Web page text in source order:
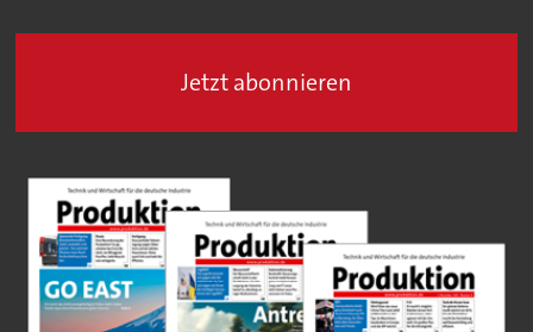
Jetzt abonnieren